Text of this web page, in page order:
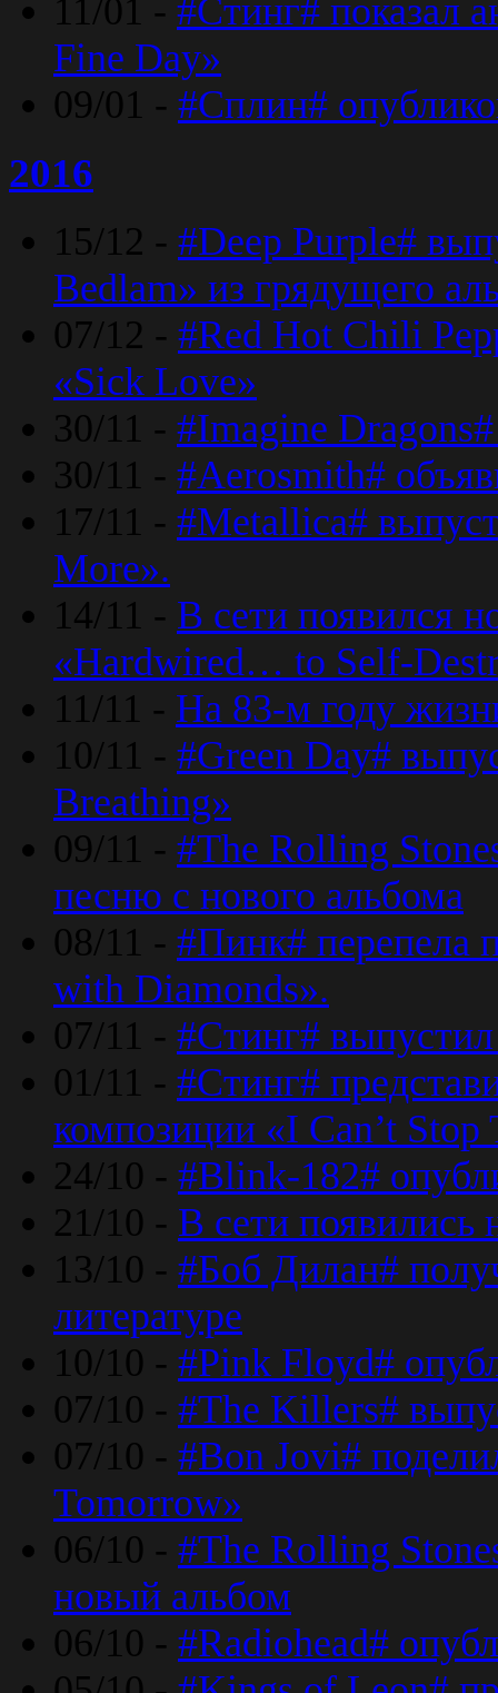
11/01 - #Стинг# показал
Fine Day»
09/01 - #Сплин#
2016
15/12 - #Deep Purple#
Bedlam» из грядущего
07/12 - #Red Hot Chili
«Sick Love»
30/11 - #Imagine
30/11 - #Aerosmith#
17/11 - #Metallica#
More».
14/11 - В сети появился
«Hardwired… to Self-
11/11 - На 83-м году
10/11 - #Green Day#
Breathing»
09/11 - #The Rolling
песню с нового альбома
08/11 - #Пинк# перепела
with Diamonds».
07/11 - #Стинг#
01/11 - #Стинг#
композиции «I Can’t
24/10 - #Blink-182#
21/10 - В сети появились
13/10 - #Боб Дилан#
литературе
10/10 - #Pink Floyd#
07/10 - #The Killers#
07/10 - #Bon Jovi#
Tomorrow»
06/10 - #The Rolling
новый альбом
06/10 - #Radiohead#